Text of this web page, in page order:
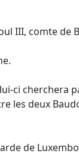
III, comte de
ci cherchera
les deux
de